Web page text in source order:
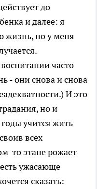
до
и далее: я
жизнь, но у меня
часто
- они снова и снова
И это
но и
учится жить
всех
то этапе рожает
ужасающе
сказать: